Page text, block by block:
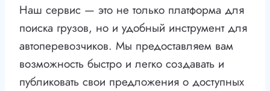
Наш сервис — это не только платформа для
поиска грузов, но и удобный инструмент для
автоперевозчиков. Мы предоставляем вам
возможность быстро и легко создавать и
публиковать свои предложения о доступных